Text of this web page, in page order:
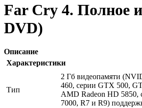
Far Cry 4. Полное
DVD)
Описание
Характеристики
Тип
2 Гб видеопамяти
460, серии GTX 500,
AMD Radeon HD 5850,
7000, R7 и R9)